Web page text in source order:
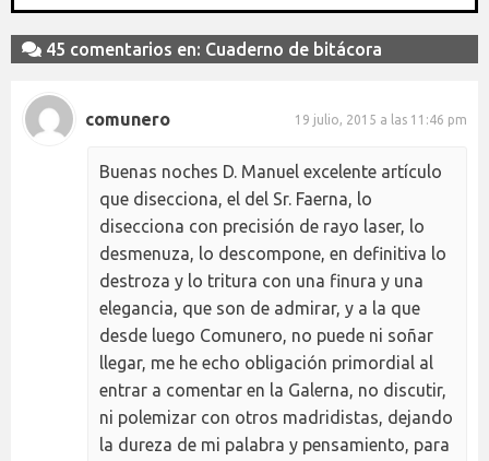
45 comentarios en: Cuaderno de bitácora
comunero 19 julio, 2015 a las 11:46 pm
Buenas noches D. Manuel excelente artículo
que disecciona, el del Sr. Faerna, lo
disecciona con precisión de rayo laser, lo
desmenuza, lo descompone, en definitiva lo
destroza y lo tritura con una finura y una
elegancia, que son de admirar, y a la que
desde luego Comunero, no puede ni soñar
llegar, me he echo obligación primordial al
entrar a comentar en la Galerna, no discutir,
ni polemizar con otros madridistas, dejando
la dureza de mi palabra y pensamiento, para